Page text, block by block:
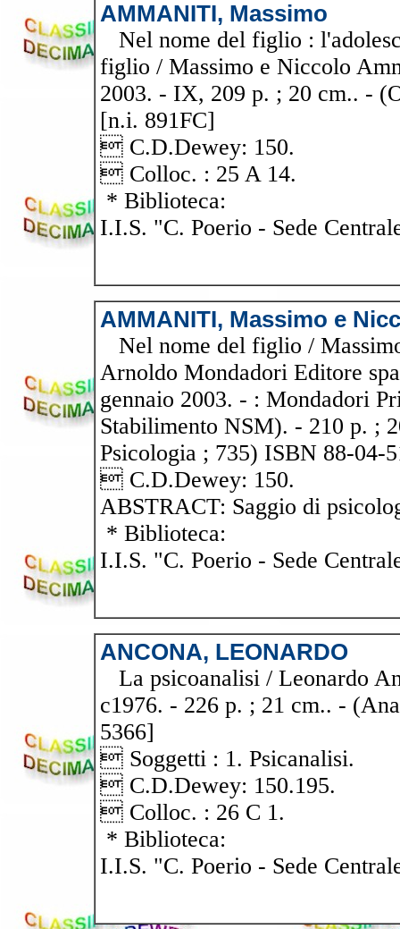
AMMANITI, Massimo
Nel nome del figlio :
figlio / Massimo e Niccolo
2003. - IX, 209 p. ; 20 cm.. -
[n.i. 891FC]
 C.D.Dewey: 150.
 Colloc. : 25 A 14.
* Biblioteca:
I.I.S. "C. Poerio - Sede
AMMANITI, Massimo e
Nel nome del figlio /
Arnoldo Mondadori Editore
gennaio 2003. - : Mondadori
Stabilimento NSM). - 210 p. ;
Psicologia ; 735) ISBN 88-04-
 C.D.Dewey: 150.
ABSTRACT: Saggio di
* Biblioteca:
I.I.S. "C. Poerio - Sede
ANCONA, LEONARDO
La psicoanalisi / Leonardo
c1976. - 226 p. ; 21 cm.. -
5366]
 Soggetti : 1. Psicanalisi.
 C.D.Dewey: 150.195.
 Colloc. : 26 C 1.
* Biblioteca:
I.I.S. "C. Poerio - Sede